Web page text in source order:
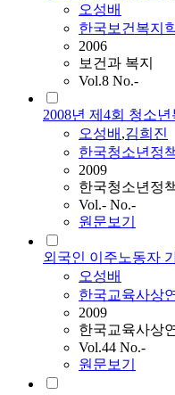
오성배
한국보건복지
2006
보건과 복지
Vol.8 No.-
2008년 제4회 청소
오성배 ,김희진
한국청소년정
2009
한국청소년정
Vol.- No.-
원문보기
외국인 이주노동자
오성배
한국교육사상
2009
한국교육사상
Vol.44 No.-
원문보기